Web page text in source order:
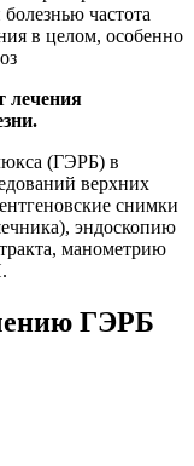
частота
в целом, особенно
лечения
(ГЭРБ) в
верхних
снимки
эндоскопию
манометрию
ГЭРБ